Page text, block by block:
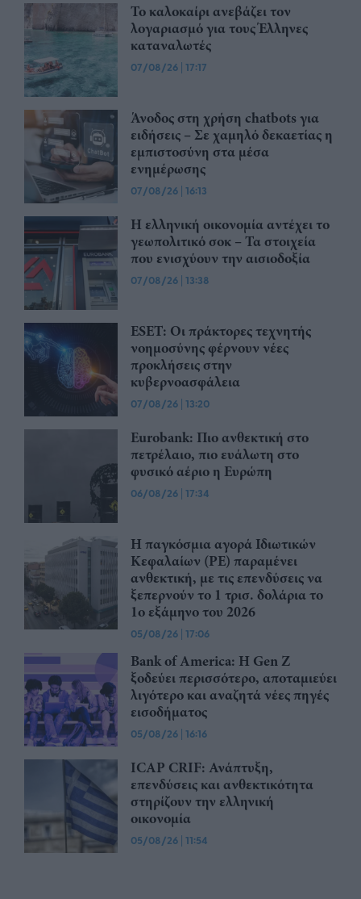
Το καλοκαίρι ανεβάζει τον
λογαριασμό για τους Έλληνες
καταναλωτές
07/08/26 | 17:17
Άνοδος στη χρήση chatbots για
ειδήσεις – Σε χαμηλό δεκαετίας η
εμπιστοσύνη στα μέσα
ενημέρωσης
07/08/26 | 16:13
Η ελληνική οικονομία αντέχει το
γεωπολιτικό σοκ – Τα στοιχεία
που ενισχύουν την αισιοδοξία
07/08/26 | 13:38
ESET: Οι πράκτορες τεχνητής
νοημοσύνης φέρνουν νέες
προκλήσεις στην
κυβερνοασφάλεια
07/08/26 | 13:20
Eurobank: Πιο ανθεκτική στο
πετρέλαιο, πιο ευάλωτη στο
φυσικό αέριο η Ευρώπη
06/08/26 | 17:34
Η παγκόσμια αγορά Ιδιωτικών
Κεφαλαίων (PE) παραμένει
ανθεκτική, με τις επενδύσεις να
ξεπερνούν το 1 τρισ. δολάρια το
1ο εξάμηνο του 2026
05/08/26 | 17:06
Bank of America: Η Gen Z
ξoδεύει περισσότερο, αποταμιεύει
λιγότερο και αναζητά νέες πηγές
εισοδήματος
05/08/26 | 16:16
ICAP CRIF: Ανάπτυξη,
επενδύσεις και ανθεκτικότητα
στηρίζουν την ελληνική
οικονομία
05/08/26 | 11:54